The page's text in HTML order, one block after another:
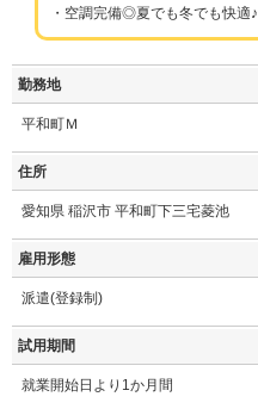
・空調完備◎夏でも冬でも快適♪
勤務地
平和町Ｍ
住所
愛知県 稲沢市 平和町下三宅菱池
雇用形態
派遣(登録制)
試用期間
就業開始日より1か月間